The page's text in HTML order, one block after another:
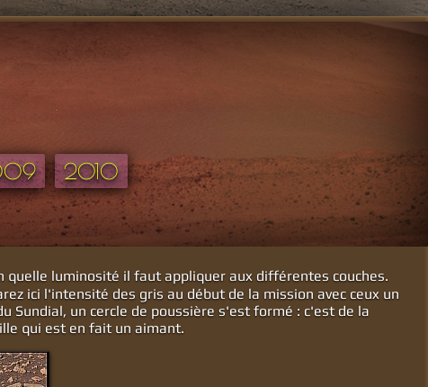
2010
luminosité il faut appliquer aux différentes couches.
ici l'intensité des gris au début de la mission avec ceux un
Sundial, un cercle de poussière s'est formé : c'est de la
qui est en fait un aimant.